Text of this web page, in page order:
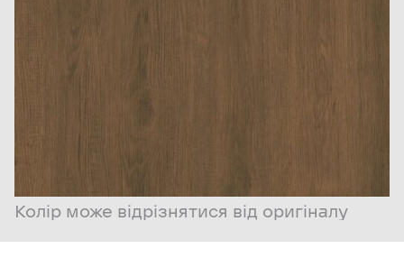
Колір може відрізнятися від оригіналу